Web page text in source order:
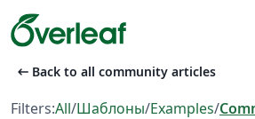
arrow_left_alt Back to all community articles
Filters:All/Шаблоны/Examples/